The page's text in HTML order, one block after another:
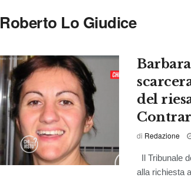
Roberto Lo Giudice
del
di Redazione
Il Tribunale
alla richiesta